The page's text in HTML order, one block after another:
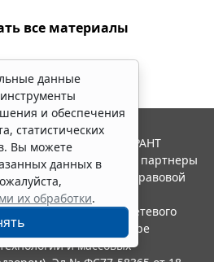
все материалы
данные
и обеспечения
статистических
Вы можете
данных в
их обработки.
2026. Система ГАРАНТ
Компания "Гарант" и ее партнеры
ассоциации правовой
в качестве сетевого
по надзору в сфере
и массовых